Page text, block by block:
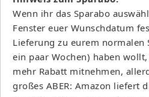
Wenn ihr das Sparabo
Fenster euer Wunschdatum
Lieferung zu eurem normalen
ein paar Wochen) haben
mehr Rabatt mitnehmen,
großes ABER: Amazon liefert